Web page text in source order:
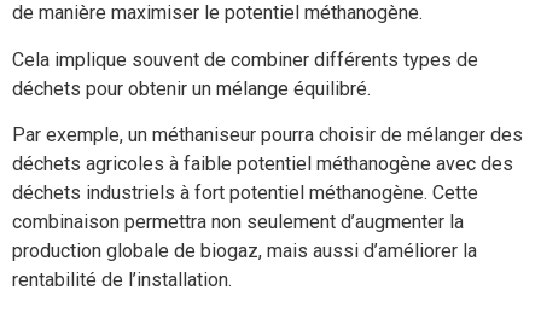
de manière maximiser le potentiel méthanogène.
Cela implique souvent de combiner différents types de
déchets pour obtenir un mélange équilibré.
Par exemple, un méthaniseur pourra choisir de mélanger des
déchets agricoles à faible potentiel méthanogène avec des
déchets industriels à fort potentiel méthanogène. Cette
combinaison permettra non seulement d’augmenter la
production globale de biogaz, mais aussi d’améliorer la
rentabilité de l’installation.